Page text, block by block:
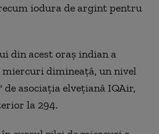
iodura de argint pentru
din acest oraş indian a
miercuri dimineaţă, un nivel
asociaţia elveţiană IQAir,
la 294.